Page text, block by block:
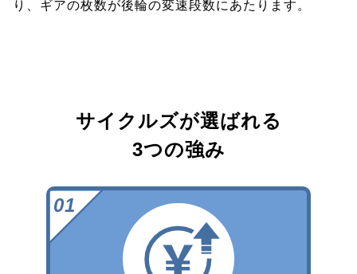
り、ギアの枚数が後輪の変速段数にあたります。
サイクルズが選ばれる
3つの強み